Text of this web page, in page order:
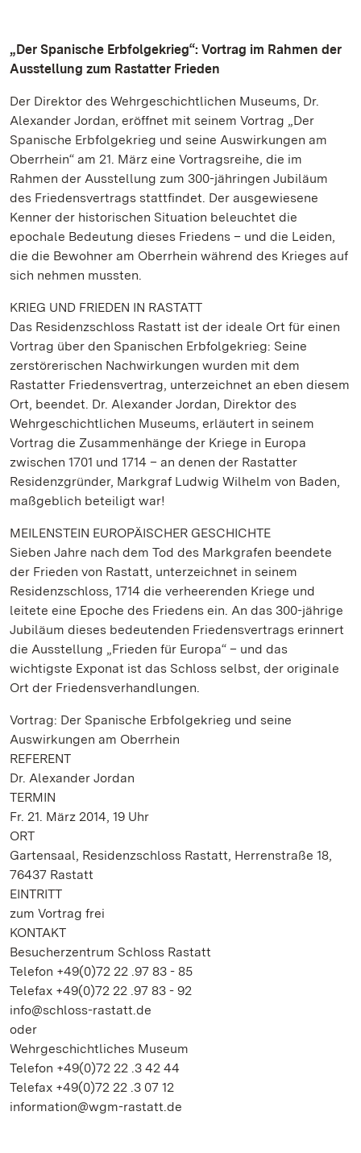
„Der Spanische Erbfolgekrieg“: Vortrag im Rahmen der
Ausstellung zum Rastatter Frieden
Der Direktor des Wehrgeschichtlichen Museums, Dr.
Alexander Jordan, eröffnet mit seinem Vortrag „Der
Spanische Erbfolgekrieg und seine Auswirkungen am
Oberrhein“ am 21. März eine Vortragsreihe, die im
Rahmen der Ausstellung zum 300-jähringen Jubiläum
des Friedensvertrags stattfindet. Der ausgewiesene
Kenner der historischen Situation beleuchtet die
epochale Bedeutung dieses Friedens – und die Leiden,
die die Bewohner am Oberrhein während des Krieges auf
sich nehmen mussten.
KRIEG UND FRIEDEN IN RASTATT
Das Residenzschloss Rastatt ist der ideale Ort für einen
Vortrag über den Spanischen Erbfolgekrieg: Seine
zerstörerischen Nachwirkungen wurden mit dem
Rastatter Friedensvertrag, unterzeichnet an eben diesem
Ort, beendet. Dr. Alexander Jordan, Direktor des
Wehrgeschichtlichen Museums, erläutert in seinem
Vortrag die Zusammenhänge der Kriege in Europa
zwischen 1701 und 1714 – an denen der Rastatter
Residenzgründer, Markgraf Ludwig Wilhelm von Baden,
maßgeblich beteiligt war!
MEILENSTEIN EUROPÄISCHER GESCHICHTE
Sieben Jahre nach dem Tod des Markgrafen beendete
der Frieden von Rastatt, unterzeichnet in seinem
Residenzschloss, 1714 die verheerenden Kriege und
leitete eine Epoche des Friedens ein. An das 300-jährige
Jubiläum dieses bedeutenden Friedensvertrags erinnert
die Ausstellung „Frieden für Europa“ – und das
wichtigste Exponat ist das Schloss selbst, der originale
Ort der Friedensverhandlungen.
Vortrag: Der Spanische Erbfolgekrieg und seine
Auswirkungen am Oberrhein
REFERENT
Dr. Alexander Jordan
TERMIN
Fr. 21. März 2014, 19 Uhr
ORT
Gartensaal, Residenzschloss Rastatt, Herrenstraße 18,
76437 Rastatt
EINTRITT
zum Vortrag frei
KONTAKT
Besucherzentrum Schloss Rastatt
Telefon +49(0)72 22 .97 83 - 85
Telefax +49(0)72 22 .97 83 - 92
info@schloss-rastatt.de
oder
Wehrgeschichtliches Museum
Telefon +49(0)72 22 .3 42 44
Telefax +49(0)72 22 .3 07 12
information@wgm-rastatt.de